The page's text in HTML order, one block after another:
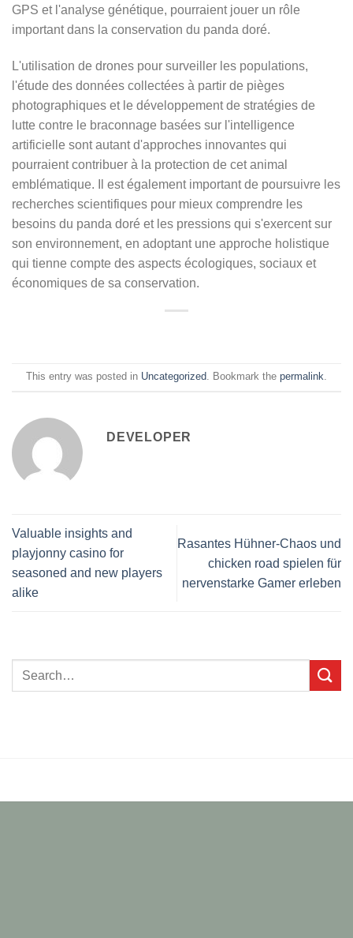
GPS et l'analyse génétique, pourraient jouer un rôle
important dans la conservation du panda doré.
L'utilisation de drones pour surveiller les populations,
l'étude des données collectées à partir de pièges
photographiques et le développement de stratégies de
lutte contre le braconnage basées sur l'intelligence
artificielle sont autant d'approches innovantes qui
pourraient contribuer à la protection de cet animal
emblématique. Il est également important de poursuivre les
recherches scientifiques pour mieux comprendre les
besoins du panda doré et les pressions qui s'exercent sur
son environnement, en adoptant une approche holistique
qui tienne compte des aspects écologiques, sociaux et
économiques de sa conservation.
This entry was posted in Uncategorized. Bookmark the permalink.
DEVELOPER
Valuable insights and
playjonny casino for
seasoned and new players
alike
Rasantes Hühner-Chaos und
chicken road spielen für
nervenstarke Gamer erleben